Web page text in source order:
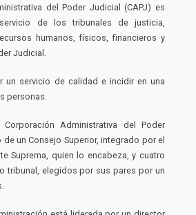
del Poder Judicial (CAPJ) es
de los tribunales de justicia,
humanos, físicos, financieros y
Judicial.
un servicio de calidad e incidir en una
personas.
Administrativa del Poder
un Consejo Superior, integrado por el
Suprema, quien lo encabeza, y cuatro
tribunal, elegidos por sus pares por un